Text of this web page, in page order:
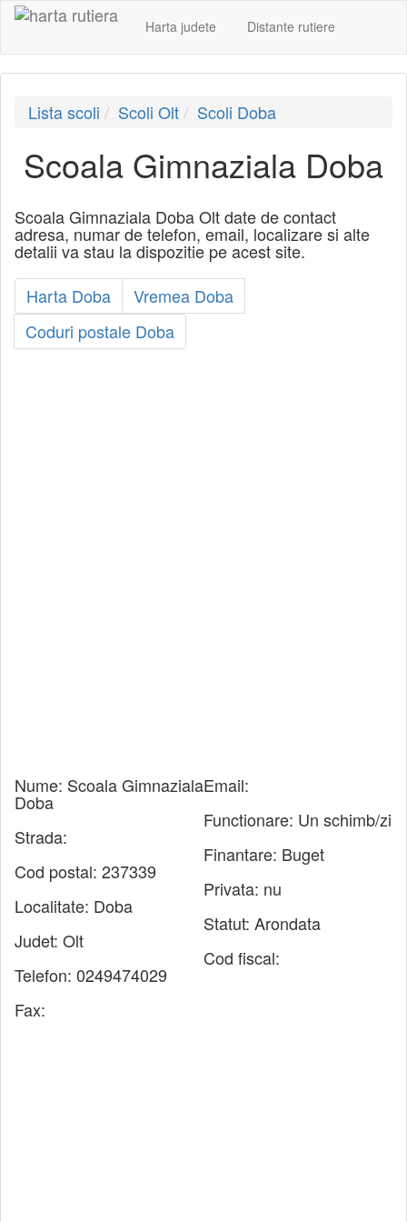
Harta judete Distante rutiere
Lista scoli Scoli Olt Scoli Doba
Scoala Gimnaziala Doba
Scoala Gimnaziala Doba Olt date de contact
adresa, numar de telefon, email, localizare si alte
detalii va stau la dispozitie pe acest site.
Harta Doba
Vremea Doba
Coduri postale Doba
Nume: Scoala Gimnaziala
Doba
Strada:
Cod postal: 237339
Localitate: Doba
Judet: Olt
Telefon: 0249474029
Fax:
Email:
Functionare: Un schimb/zi
Finantare: Buget
Privata: nu
Statut: Arondata
Cod fiscal: